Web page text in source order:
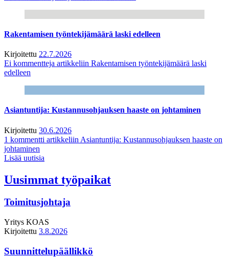
Rakentamisen työntekijämäärä laski edelleen
Kirjoitettu 22.7.2026
Ei kommentteja artikkeliin Rakentamisen työntekijämäärä laski
edelleen
Asiantuntija: Kustannusohjauksen haaste on johtaminen
Kirjoitettu 30.6.2026
1 kommentti artikkeliin Asiantuntija: Kustannusohjauksen haaste on
johtaminen
Lisää uutisia
Uusimmat työpaikat
Toimitusjohtaja
Yritys KOAS
Kirjoitettu 3.8.2026
Suunnittelupäällikkö